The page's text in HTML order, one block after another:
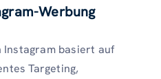
Werbung
basiert auf
Targeting,